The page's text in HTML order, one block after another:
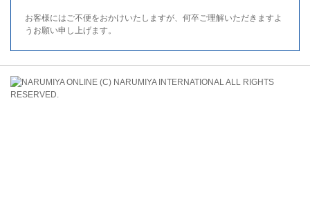
お客様にはご不便をおかけいたしますが、何卒ご理解いただきますよ
うお願い申し上げます。